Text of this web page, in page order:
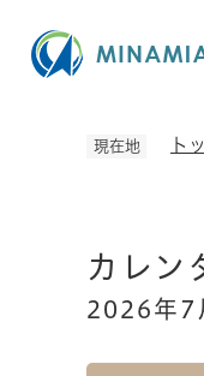
現在地 ト
文
カレン
2026年7